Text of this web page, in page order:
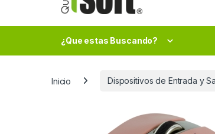
¿Que estas Buscando?
Inicio Dispositivos de Entrada y